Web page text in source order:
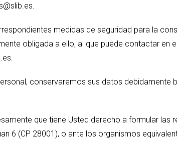
medidas de seguridad para la
obligada a ello, al que puede contactar en
conservaremos sus datos
que tiene Usted derecho a formular
6 (CP 28001), o ante los organismos